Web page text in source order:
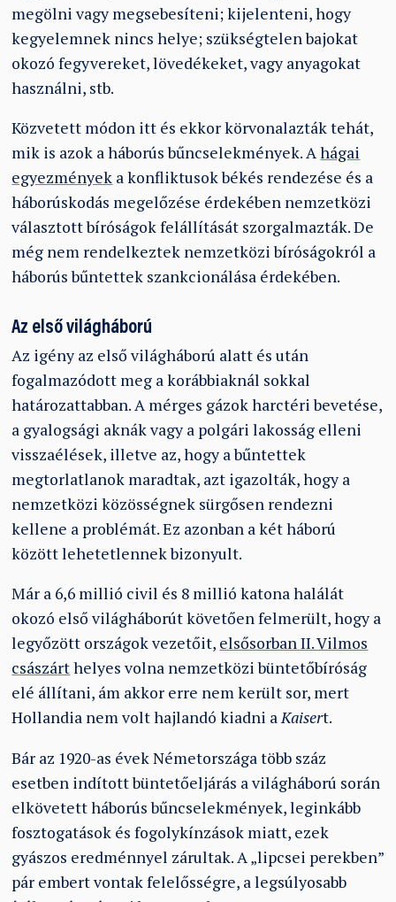
megölni vagy megsebesíteni; kijelenteni, hogy
kegyelemnek nincs helye; szükségtelen bajokat
okozó fegyvereket, lövedékeket, vagy anyagokat
használni, stb.
Közvetett módon itt és ekkor körvonalazták tehát,
mik is azok a háborús bűncselekmények. Ahágai
egyezmények a konfliktusok békés rendezése és a
háborúskodás megelőzése érdekében nemzetközi
választott bíróságok felállítását szorgalmazták. De
még nem rendelkeztek nemzetközi bíróságokról a
háborús bűntettek szankcionálása érdekében.
Az első világháború
Az igény az első világháború alatt és után
fogalmazódott meg a korábbiaknál sokkal
határozattabban. A mérges gázok harctéri bevetése,
a gyalogsági aknák vagy a polgári lakosság elleni
visszaélések, illetve az, hogy a bűntettek
megtorlatlanok maradtak, azt igazolták, hogy a
nemzetközi közösségnek sürgősen rendezni
kellene a problémát. Ez azonban a két háború
között lehetetlennek bizonyult.
Már a 6,6 millió civil és 8 millió katona halálát
okozó első világháborút követően felmerült, hogy a
legyőzött országok vezetőit, elsősorban II. Vilmos
császárthelyes volna nemzetközi büntetőbíróság
elé állítani, ám akkor erre nem került sor, mert
Hollandia nem volt hajlandó kiadni aKaisert.
Bár az 1920-as évek Németországa több száz
esetben indított büntetőeljárás a világháború során
elkövetett háborús bűncselekmények, leginkább
fosztogatások és fogolykínzások miatt, ezek
gyászos eredménnyel zárultak. A„lipcsei perekben”
pár embert vontak felelősségre, a legsúlyosabb